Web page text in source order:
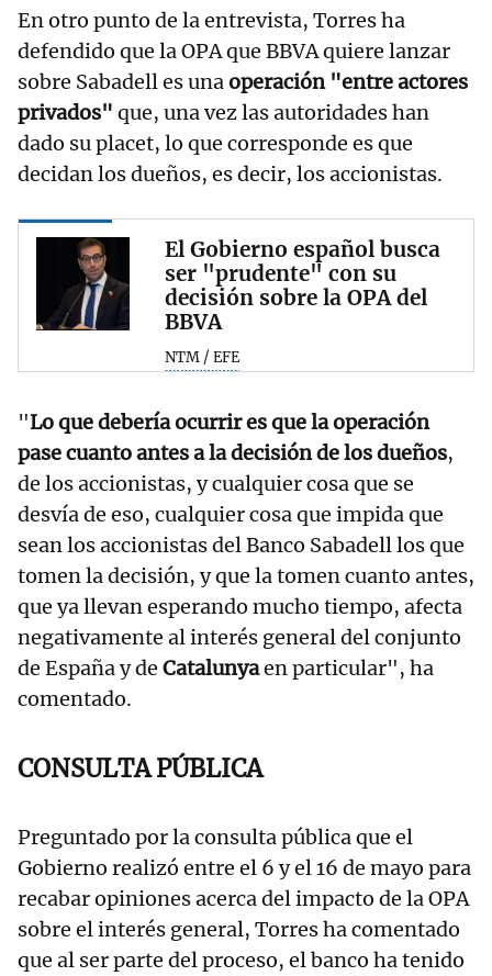
En otro punto de la entrevista, Torres ha
defendido que la OPA que BBVA quiere lanzar
sobre Sabadell es unaoperación "entre actores
privados" que, una vez las autoridades han
dado su placet, lo que corresponde es que
decidan los dueños, es decir, los accionistas.
El Gobierno español busca
ser "prudente" con su
decisión sobre la OPA del
BBVA
NTM / EFE
"Lo que debería ocurrir es que la operación
pase cuanto antes a la decisión de los dueños,
de los accionistas, y cualquier cosa que se
desvía de eso, cualquier cosa que impida que
sean los accionistas del Banco Sabadell los que
tomen la decisión, y que la tomen cuanto antes,
que ya llevan esperando mucho tiempo, afecta
negativamente al interés general del conjunto
de España y de Catalunyaen particular", ha
comentado.
CONSULTA PÚBLICA
Preguntado por la consulta pública que el
Gobierno realizó entre el 6 y el 16 de mayo para
recabar opiniones acerca del impacto de la OPA
sobre el interés general, Torres ha comentado
que al ser parte del proceso, el banco ha tenido